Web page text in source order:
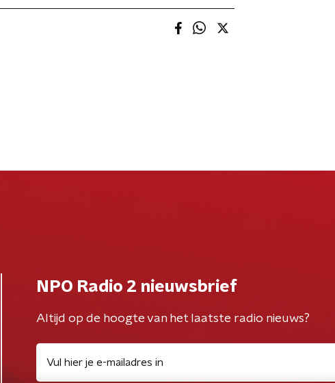
NPO Radio 2 nieuwsbrief
Altijd op de hoogte van het laatste radio nieuws?